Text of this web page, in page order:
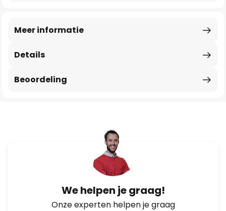
Details
Meer informatie
Beoordeling
We helpen je graag!
Onze experten helpen je graag